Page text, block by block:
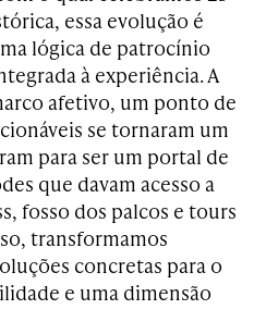
essa evolução é
lógica de patrocínio
à experiência. A
afetivo, um ponto de
se tornaram um
para ser um portal de
que davam acesso a
fosso dos palcos e tours
transformamos
concretas para o
e uma dimensão